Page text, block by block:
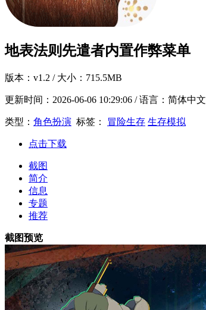
地表法则先遣者内置作弊菜单
版本： v1.2 / 大小：715.5MB
更新时间： 2026-06-06 10:29:06 / 语言：简体中文
类型： 角色扮演 标签： 冒险生存 生存模拟
点击下载
截图
简介
信息
专题
推荐
截图预览